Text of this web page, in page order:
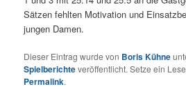
Sätzen fehlten Motivation und
jungen Damen.
Dieser Eintrag wurde von Boris Kühne
Spielberichteveröffentlicht. Setze ein
Permalink.